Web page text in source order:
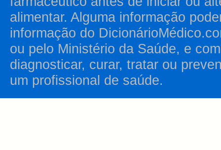
alimentar. Alguma informação
informação do
ou pelo Ministério da Saúde, e
diagnosticar, curar, tratar ou
um profissional de saúde.